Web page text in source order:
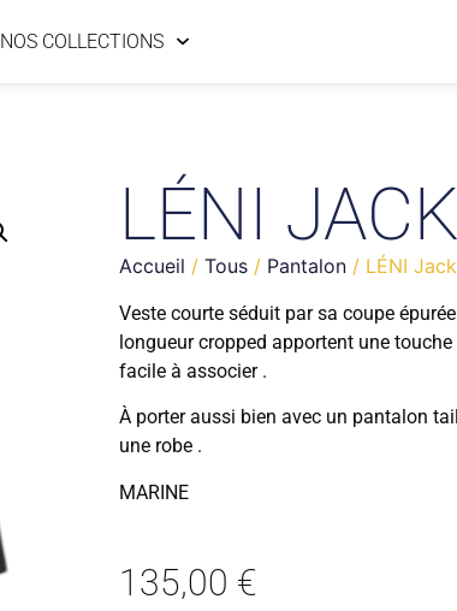
NOS COLLECTIONS
LÉNI
Accueil / Tous / Pantalon / LÉNI
Veste courte séduit par sa coupe
longueur cropped apportent une
facile à associer .
À porter aussi bien avec un pantalon
une robe .
MARINE
135,00 €